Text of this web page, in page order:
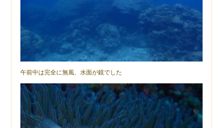
午前中は完全に無風、水面が鏡でした